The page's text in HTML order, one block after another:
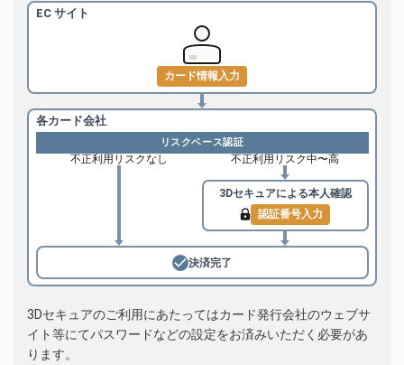
EC サイト
カード情報入力
各カード会社
リスクベース認証
不正利用リスクなし 不正利用リスク中〜高
3Dセキュアによる本人確認
認証番号入力
決済完了
3Dセキュアのご利用にあたってはカード発行会社のウェブサ
イト等にてパスワードなどの設定をお済みいただく必要があ
ります。